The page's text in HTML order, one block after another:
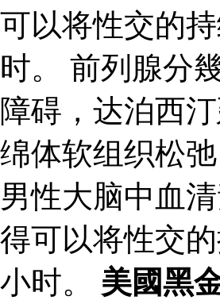
可以将性交的
时。 前列腺分
障碍，达泊西
绵体软组织松
男性大脑中血
得可以将性交
小时。 美國黑